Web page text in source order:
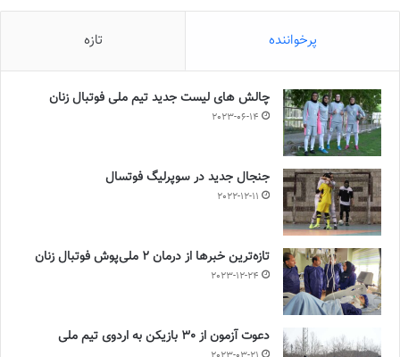
پرخواننده تازه
چالش هاى ليست جدید تيم ملى فوتبال زنان
2023-06-14
جنجال جدید در سوپرلیگ فوتسال
2022-12-11
تازه‌ترین خبرها از درمان ۲ ملی‌پوش فوتبال زنان
2023-12-24
دعوت آزمون از 30 بازیکن به اردوی تیم ملی